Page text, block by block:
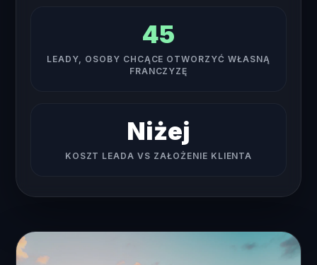
45
LEADY, OSOBY CHCĄCE OTWORZYĆ WŁASNĄ
FRANCZYZĘ
Niżej
KOSZT LEADA VS ZAŁOŻENIE KLIENTA